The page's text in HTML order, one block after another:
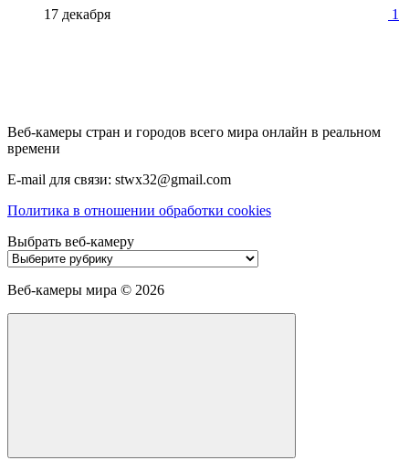
17 декабря 1
Веб-камеры стран и городов всего мира онлайн в реальном
времени
E-mail для связи: stwx32@gmail.com
Политика в отношении обработки cookies
Выбрать веб-камеру
Выбрать
камеру
Веб-камеры мира © 2026